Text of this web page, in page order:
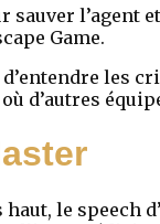
sauver l’agent
Game.
les
d’autres
le speech